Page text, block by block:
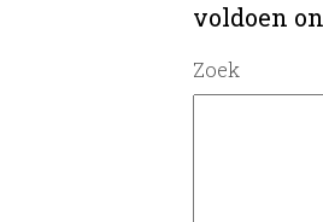
voldoen
Zoek